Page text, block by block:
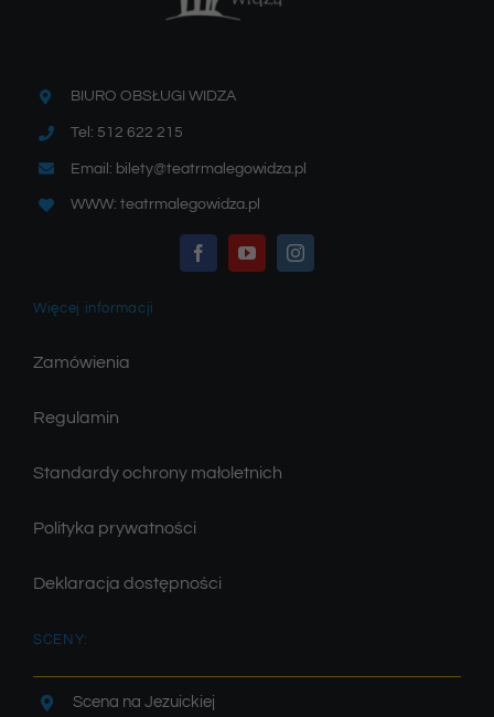
BIURO OBSŁUGI WIDZA
Tel: 512 622 215
Email: bilety@teatrmalegowidza.pl
WWW: teatrmalegowidza.pl
Więcej informacji
Zamówienia
Regulamin
Standardy ochrony małoletnich
Polityka prywatności
Deklaracja dostępności
SCENY:
Scena na Jezuickiej